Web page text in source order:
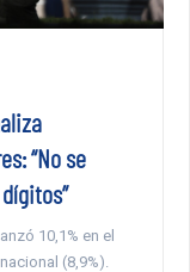
“No se
10,1% en el
(8,9%).